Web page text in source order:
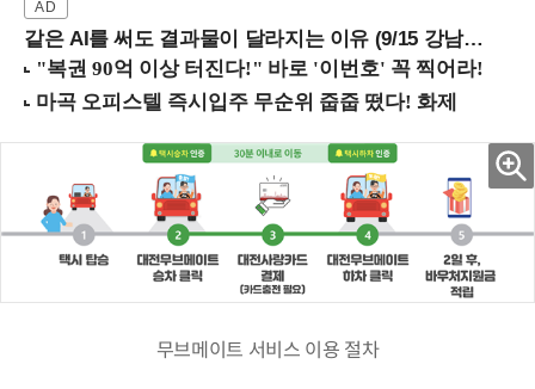
같은 AI를 써도 결과물이 달라지는 이유 (9/15 강남역)
무브메이트 서비스 이용 절차